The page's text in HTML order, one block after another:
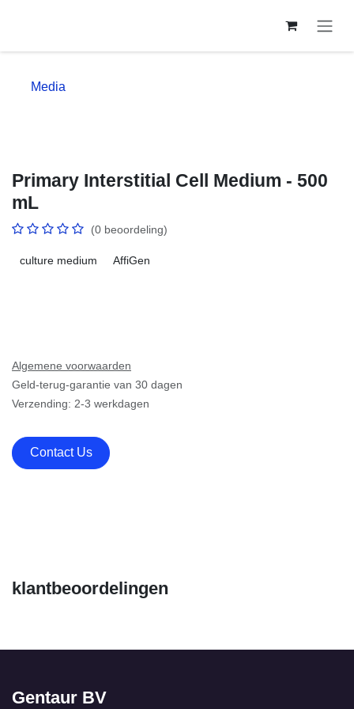
Media
Primary Interstitial Cell Medium - 500
mL
(0 beoordeling)
culture medium AffiGen
Algemene voorwaarden
Geld-terug-garantie van 30 dagen
Verzending: 2-3 werkdagen
Contact Us
klantbeoordelingen
Gentaur BV